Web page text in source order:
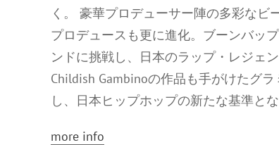
く。 豪華プロデューサー陣の多彩なビ
プロデュースも更に進化。ブーンバッ
ンドに挑戦し、日本のラップ・レジェ
Childish Gambinoの作品も手がけたグ
し、日本ヒップホップの新たな基準と
more info